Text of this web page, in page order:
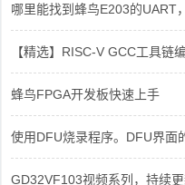
哪里能找到蜂鸟E203的UART
【精选】RISC-V GCC工具链
蜂鸟FPGA开发板快速上手
使用DFU烧录程序。DFU界面
GD32VF103视频系列，持续更